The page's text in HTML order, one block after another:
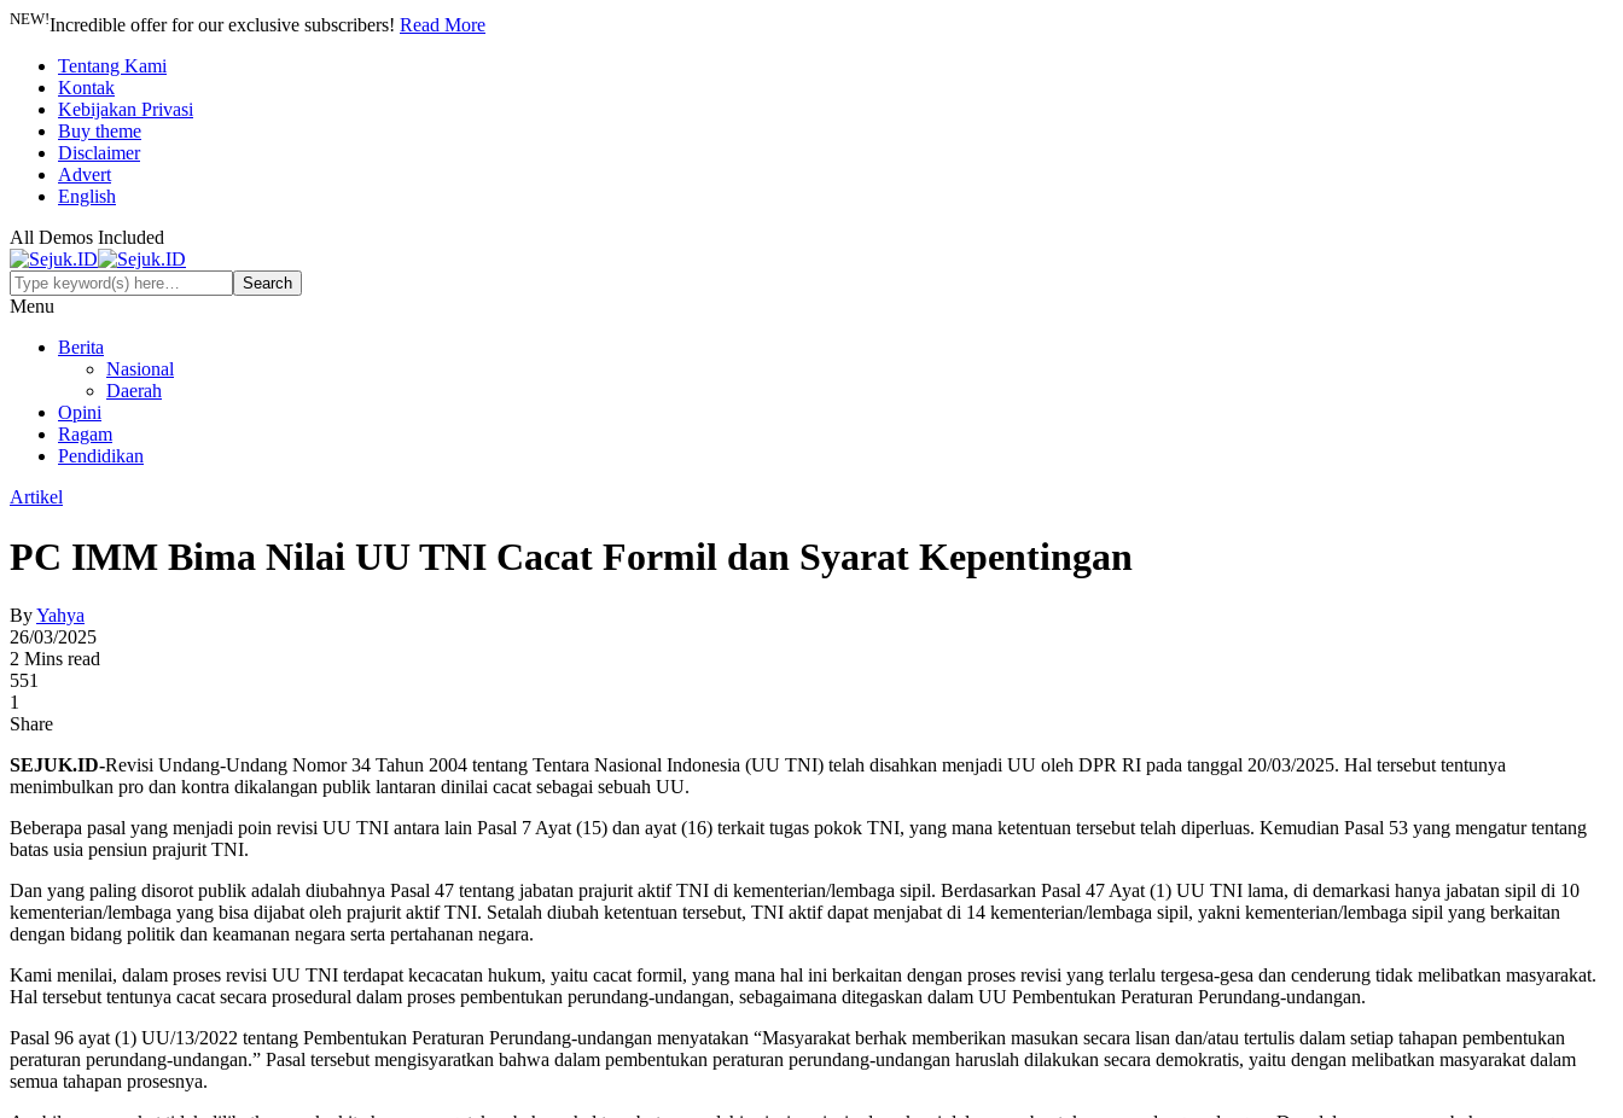
NEW!Incredible offer for our exclusive subscribers! Read More
Tentang Kami
Kontak
Kebijakan Privasi
Buy theme
Disclaimer
Advert
English
All Demos Included
Menu
Berita
Nasional
Daerah
Opini
Ragam
Pendidikan
Artikel
PC IMM Bima Nilai UU TNI Cacat Formil dan Syarat Kepentingan
ByYahya
26/03/2025
2 Mins read
551
1
Share
SEJUK.ID-Revisi Undang-Undang Nomor 34 Tahun 2004 tentang Tentara Nasional Indonesia (UU TNI) telah disahkan menjadi UU oleh DPR RI pada tanggal 20/03/2025. Hal tersebut tentunya
menimbulkan pro dan kontra dikalangan publik lantaran dinilai cacat sebagai sebuah UU.
Beberapa pasal yang menjadi poin revisi UU TNI antara lain Pasal 7 Ayat (15) dan ayat (16) terkait tugas pokok TNI, yang mana ketentuan tersebut telah diperluas. Kemudian Pasal 53 yang mengatur tentang
batas usia pensiun prajurit TNI.
Dan yang paling disorot publik adalah diubahnya Pasal 47 tentang jabatan prajurit aktif TNI di kementerian/lembaga sipil. Berdasarkan Pasal 47 Ayat (1) UU TNI lama, di demarkasi hanya jabatan sipil di 10
kementerian/lembaga yang bisa dijabat oleh prajurit aktif TNI. Setalah diubah ketentuan tersebut, TNI aktif dapat menjabat di 14 kementerian/lembaga sipil, yakni kementerian/lembaga sipil yang berkaitan
dengan bidang politik dan keamanan negara serta pertahanan negara.
Kami menilai, dalam proses revisi UU TNI terdapat kecacatan hukum, yaitu cacat formil, yang mana hal ini berkaitan dengan proses revisi yang terlalu tergesa-gesa dan cenderung tidak melibatkan masyarakat.
Hal tersebut tentunya cacat secara prosedural dalam proses pembentukan perundang-undangan, sebagaimana ditegaskan dalam UU Pembentukan Peraturan Perundang-undangan.
Pasal 96 ayat (1) UU/13/2022 tentang Pembentukan Peraturan Perundang-undangan menyatakan “Masyarakat berhak memberikan masukan secara lisan dan/atau tertulis dalam setiap tahapan pembentukan
peraturan perundang-undangan.” Pasal tersebut mengisyaratkan bahwa dalam pembentukan peraturan perundang-undangan haruslah dilakukan secara demokratis, yaitu dengan melibatkan masyarakat dalam
semua tahapan prosesnya.